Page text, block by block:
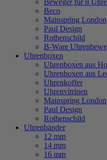
Beweger für 8
Beco
Mainspring London
Paul Design
Rothenschild
B-Ware
Uhrenboxen
Uhrenboxen aus
Uhrenboxen aus
Uhrenkoffer
Uhrenvitrinen
Mainspring London
Paul Design
Rothenschild
Uhrenbänder
12 mm
14 mm
16 mm